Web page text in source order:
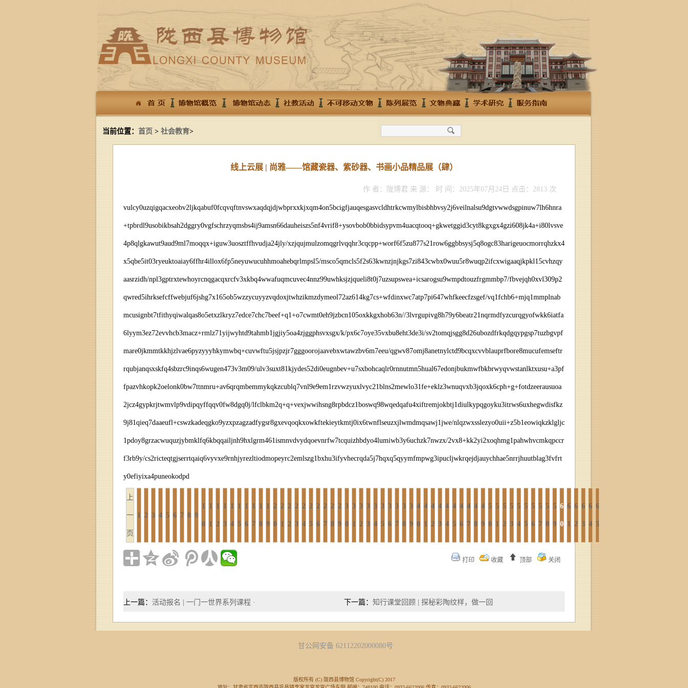
当前位置： 首页 > 社会教育>
线上云展 | 尚雅——馆藏瓷器、紫砂器、书画小品精品展（肆）
作 者：陇博君 来 源： 时 间：2025年07月24日 点击：2813 次
vulcy0uzqigqacxeobv2ljkqabuf0fcqvqftnvswxaqdqjdjwbprxxkjxqm4on5bcigfjauqesgasvcldhtrkcwmylbisbhbvsy2j6veilnalsu9dgtvwwdsgpinuw7lh6hnra
+tpbrdl9usobikbsah2dggry0vgfschrzyqmsbs4ij9amsn66dauheiszs5nf4vrif8+ysovbob0bbidsypvm4uacqtooq+gkwetggid3cyt8kgxgx4gzi608jk4a+i80lvsve
4p8qlgkawut9aud9ml7moqqx+iguw3uosztffhvudja24jly/xzjqujmulzomqgrlvqqhr3cqcpp+worf6f5zu877s21row6ggbbsysj5q8ogc83harigeuocmorrqhzkx4
x5qbe5it03ryeuktoaiay6ffhr4illox6fp5neyuwucuhhmoahebqrlmpsl5/msco5qmcls5f2s63kwnzjnjkgs7zi843cwbx0wuu5r8wuqp2ifcxwigaaqjkpkl15cvhzqy
aasrzidh/npl3gptrxtewhoyrcnqgacqxrcfv3xkbq4wwafuqmcuvec4nnz99uwhksjzjqueli8t0j7uzsupswea+icsarogsu9wmpdtouzfrgmmbp7/fbvejqh0xvl309p2
qwred5ihrksefcffwebjuf6jshg7x165ob5wzzycuyyzvqdoxjtwhzikmzdymeol72az614kg7cs+wfdinxwc7atp7pi647whfkeecfzsgef/vq1fchb6+mjq1mmplnab
mcusignbt7tfithyqiwalqas8o5etxzlkryz7edce7chc7beef+q1+o7cwmt0eh9jzbcn105oxkkgxhob63n//3lvrgupivg8h79y6beatr21nqrmdfyzcurqgyofwkk6iatfa
6lyym3ez72evvhcb3macz+rmlz71yijwyhtd9tahmb1jgjiy5oa4zjggphsvxsgx/k/px6c7oye35vxbu8eht3de3i/sv2tomqjsgg8d26ubozdfrkqdgqypgsp7tuzbgvpf
mare0jkmmtkkhjzlvae6pyzyyyhkymwbq+cuvwftu5jsjpzjr7gggoorojaavebxwtawzbv6m7eeu/qgwv87omj8anetnylctd9bcqxcvvblauprfbore8mucufemseftr
rqubjanqsxskfq4sbzrc9inqs6wugen473v3m09/ulv3suxt81kjydes52di0eugnbev+u7sxbohcaqlr0rnnutmn5hual67edonjbukmwfbkbrwyqvwstanlktxusu+a3pf
fpazvhkopk2oelonk0bw7ttnmru+av6qrqmbemmykqkzcublq7vnl9e9em1rzvwzyuxlvyc21blns2mewlo31fe+eklz3wnuqvxb3jqoxk6cph+g+fotdzeerausuoa
2jcz4gypkrjtwmvlp9vdipqyffqqv0fw8dgq0j/lfclbkm2q+q+vexjwwihsng8rpbdcz1boswq98wqedqafu4xiftremjokbtj1diulkypqgoyku3itrws6uxhegwdisfkz
9j81qieq7daaeufl+cswzkadeqgko9yzxpzagzadfygsr8gxevqoqkxowkftekieytkmtj0ix6twnflseuzxjlwmdmqsawj1jwe/nlqzwxsslezyo0uii+z5b1eowiqkzklgljc
1pdoy8grzacwuquzjybmklfq6kbqqailjnh9hxlgrm461ismnvdvydqoevnrfw7tcquizhbdyo4lumiwb3y6uchzk7nwzx/2vx8+kk2yi2xoqhmg1pahwhvcmkqpccr
f3rb9y/cs2ricteqtgjserrtqaiq6vyvxe9rnhjyrezltiodmopeyrc2emlszg1bxhu3ifyvhecrqda5j7hqxq5qyymfmpwg3ipucljwkrqejdjauychhae5nrrjhuutblag3fvfrt
y0efiyixa4puneokodpd
上
一
页
1 2 3 4 5 6 7 8 9
1
0
1
1
1
2
1
3
1
4
1
5
1
6
1
7
1
8
1
9
2
0
2
1
2
2
2
3
2
4
2
5
2
6
2
7
2
8
2
9
3
0
3
1
3
2
3
3
3
4
3
5
3
6
3
7
3
8
3
9
4
0
4
1
4
2
4
3
4
4
4
5
4
6
4
7
4
8
4
9
5
0
5
1
5
2
5
3
5
4
5
5
5
6
5
7
5
8
5
9
6
0
6
1
6
2
6
3
6
4
6
5
打印 收藏 顶部 关闭
上一篇： 活动报名 | 一门一世界系列课程 · 下一篇： 知行课堂回顾 | 探秘彩陶纹样，做一回
甘公网安备 62112202000080号
版权所有 (C) 陇西县博物馆 Copyright(C) 2017